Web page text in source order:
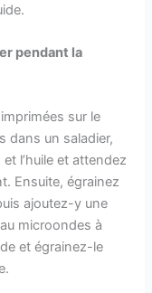
pendant la
sur le
dans un saladier,
l’huile et attendez
Ensuite, égrainez
ajoutez-y une
microondes à
et égrainez-le